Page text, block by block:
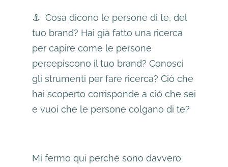
⚓️ Cosa dicono le persone di te, del
tuo brand? Hai già fatto una ricerca
per capire come le persone
percepiscono il tuo brand? Conosci
gli strumenti per fare ricerca? Ciò che
hai scoperto corrisponde a ciò che sei
e vuoi che le persone colgano di te?
Mi fermo qui perché sono davvero